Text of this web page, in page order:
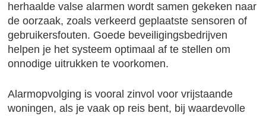
herhaalde valse alarmen wordt samen gekeken naar
de oorzaak, zoals verkeerd geplaatste sensoren of
gebruikersfouten. Goede beveiligingsbedrijven
helpen je het systeem optimaal af te stellen om
onnodige uitrukken te voorkomen.
Alarmopvolging is vooral zinvol voor vrijstaande
woningen, als je vaak op reis bent, bij waardevolle